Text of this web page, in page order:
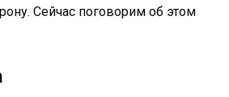
Сейчас поговорим об этом